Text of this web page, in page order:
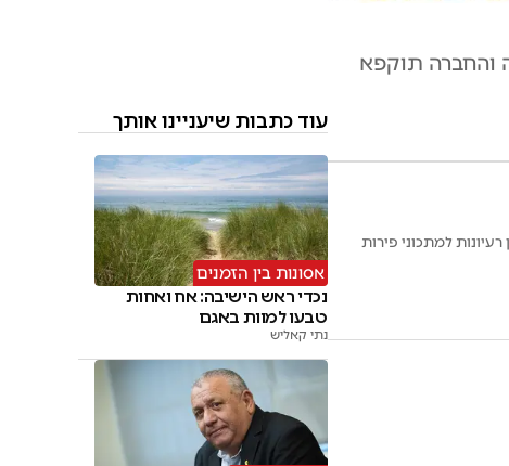
והחברה תוקפא
למתכוני פירות
עוד כתבות שיעניינו אותך
אסונות בין הזמנים
נכדי ראש הישיבה: אח ואחות
טבעו למוות באגם
נתי קאליש